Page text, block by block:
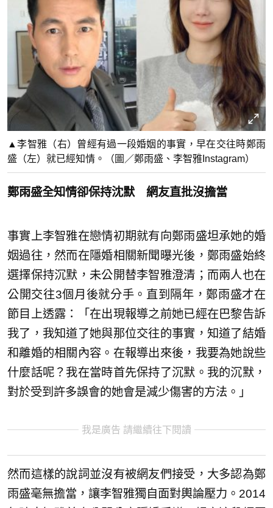
▲李智雅（右）曾經有過一段婚姻的事實，早在交往時鄭雨
盛（左）就已經知情。（圖／鄭雨盛、李智雅Instagram）
鄭雨盛全知情卻保持沈默 網友直批沒擔當
事實上李智雅在戀情初期就有向鄭雨盛坦承她的婚
姻過往，然而在隱婚相關新聞曝光後，鄭雨盛始終
選擇保持沉默，未公開替李智雅澄清；而兩人也在
公開交往3個月後就分手。直到隔年，鄭雨盛才在
節目上透露：「在出現報導之前她已經在巴黎告訴
我了，我知道了她與那位交往的事實，知道了結婚
和離婚的相關內容。在報導出來後，我要為她說些
什麼話呢？我在當時首先保持了沉默。我的沉默，
對於受到許多誤會的她會是減少傷害的方法。」
我是廣告 請繼續往下閱讀
然而這樣的說詞並沒有被網友們接受，大多認為鄭
雨盛毫無擔當，讓李智雅獨自面對輿論壓力。2014